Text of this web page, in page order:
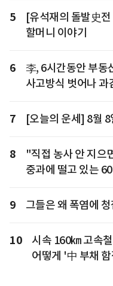
5
[유석재의 돌발史
할머니 이야기
6
李, 6시간동안 부동
사고방식 벗어나 과
7 [오늘의 운세] 8월
8
"직접 농사 안 지
중과에 떨고 있는
9 그들은 왜 폭염에
10
시속 160㎞ 고속
어떻게 '中 부채